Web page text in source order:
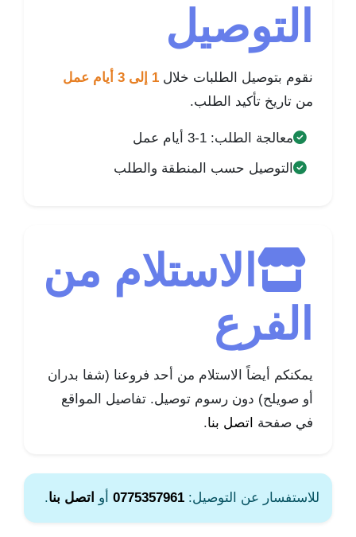
التوصيل
نقوم بتوصيل الطلبات خلال 1 إلى 3 أيام عمل
من تاريخ تأكيد الطلب.
معالجة الطلب: 1-3 أيام عمل
التوصيل حسب المنطقة والطلب
الاستلام من
الفرع
يمكنكم أيضاً الاستلام من أحد فروعنا (شفا بدران
أو صويلح) دون رسوم توصيل. تفاصيل المواقع
في صفحة اتصل بنا.
للاستفسار عن التوصيل: 0775357961 أو اتصل بنا.